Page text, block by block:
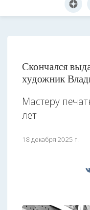
Скончался
художник
Мастеру
лет
18 декабря 2025 г.